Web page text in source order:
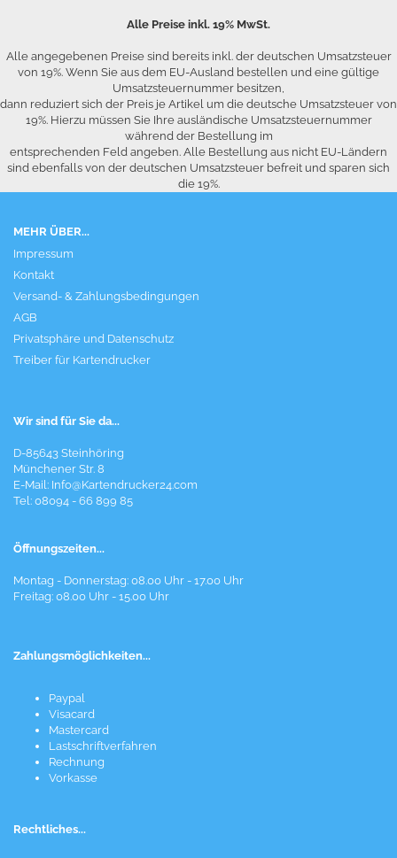
Alle Preise inkl. 19% MwSt.
Alle angegebenen Preise sind bereits inkl. der deutschen Umsatzsteuer
von 19%. Wenn Sie aus dem EU-Ausland bestellen und eine gültige
Umsatzsteuernummer besitzen,
dann reduziert sich der Preis je Artikel um die deutsche Umsatzsteuer von
19%. Hierzu müssen Sie Ihre ausländische Umsatzsteuernummer
während der Bestellung im
entsprechenden Feld angeben. Alle Bestellung aus nicht EU-Ländern
sind ebenfalls von der deutschen Umsatzsteuer befreit und sparen sich
die 19%.
MEHR ÜBER...
Impressum
Kontakt
Versand- & Zahlungsbedingungen
AGB
Privatsphäre und Datenschutz
Treiber für Kartendrucker
Wir sind für Sie da...
D-85643 Steinhöring
Münchener Str. 8
E-Mail: Info@Kartendrucker24.com
Tel: 08094 - 66 899 85
Öffnungszeiten...
Montag - Donnerstag: 08.00 Uhr - 17.00 Uhr
Freitag: 08.00 Uhr - 15.00 Uhr
Zahlungsmöglichkeiten...
Paypal
Visacard
Mastercard
Lastschriftverfahren
Rechnung
Vorkasse
Rechtliches...